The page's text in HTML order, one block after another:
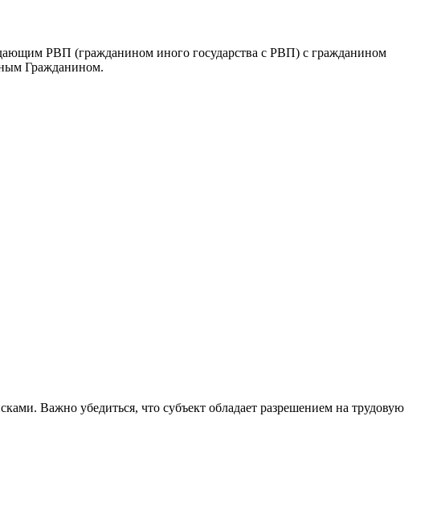
РВП (гражданином иного государства с РВП) с гражданином
Гражданином.
Важно убедиться, что субъект обладает разрешением на трудовую